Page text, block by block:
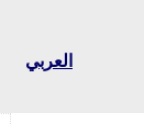
العربي